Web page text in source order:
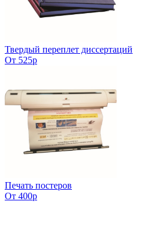
Твердый переплет диссертаций
От 525р
Печать постеров
От 400р